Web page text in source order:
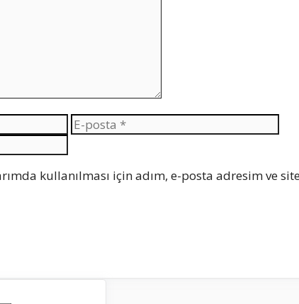
E-
posta
sitesi
kullanılması için adım, e-posta adresim ve